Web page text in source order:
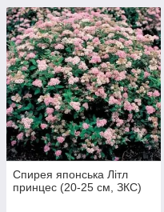
Спирея японська Літл
принцес (20-25 см, ЗКС)